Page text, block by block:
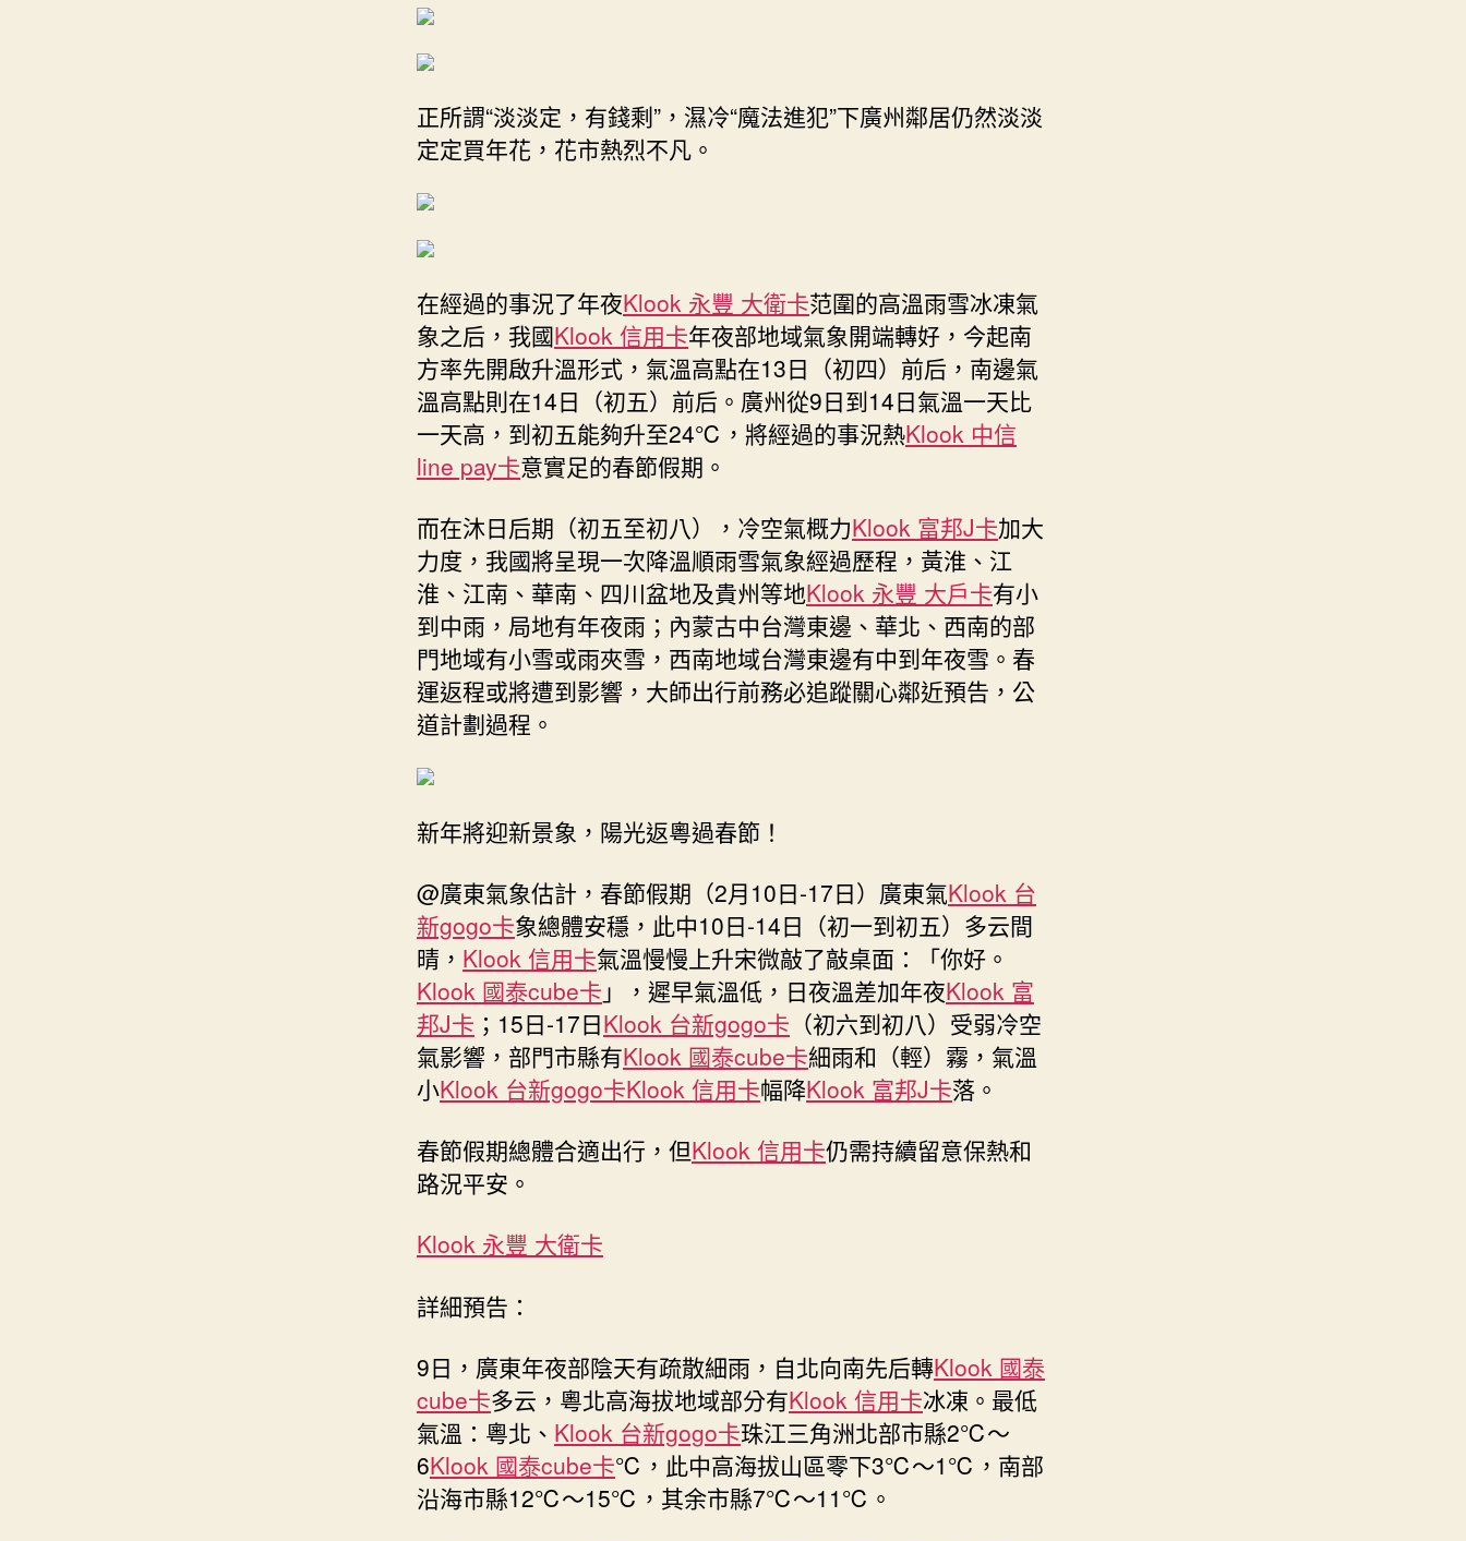
新
游
玩，
最
高
氣
溫
返
20℃〉
中
正所謂“淡淡定，有錢剩”，濕冷“魔法進犯”下廣州鄰居仍然淡淡
定定買年花，花市熱烈不凡。
在經過的事況了年夜Klook 永豐 大衛卡范圍的高溫雨雪冰凍氣
象之后，我國Klook 信用卡年夜部地域氣象開端轉好，今起南
方率先開啟升溫形式，氣溫高點在13日（初四）前后，南邊氣
溫高點則在14日（初五）前后。廣州從9日到14日氣溫一天比
一天高，到初五能夠升至24℃，將經過的事況熱Klook 中信
line pay卡意實足的春節假期。
而在沐日后期（初五至初八），冷空氣概力Klook 富邦J卡加大
力度，我國將呈現一次降溫順雨雪氣象經過歷程，黃淮、江
淮、江南、華南、四川盆地及貴州等地Klook 永豐 大戶卡有小
到中雨，局地有年夜雨；內蒙古中台灣東邊、華北、西南的部
門地域有小雪或雨夾雪，西南地域台灣東邊有中到年夜雪。春
運返程或將遭到影響，大師出行前務必追蹤關心鄰近預告，公
道計劃過程。
新年將迎新景象，陽光返粵過春節！
@廣東氣象估計，春節假期（2月10日-17日）廣東氣Klook 台
新gogo卡象總體安穩，此中10日-14日（初一到初五）多云間
晴， Klook 信用卡氣溫慢慢上升宋微敲了敲桌面：「你好。
Klook 國泰cube卡 」，遲早氣溫低，日夜溫差加年夜Klook 富
邦J卡 ；15日-17日Klook 台新gogo卡 （初六到初八）受弱冷空
氣影響，部門市縣有Klook 國泰cube卡細雨和（輕）霧，氣溫
小Klook 台新gogo卡Klook 信用卡幅降Klook 富邦J卡落。
春節假期總體合適出行，但Klook 信用卡仍需持續留意保熱和
路況平安。
Klook 永豐 大衛卡
詳細預告：
9日，廣東年夜部陰天有疏散細雨，自北向南先后轉Klook 國泰
cube卡多云，粵北高海拔地域部分有Klook 信用卡冰凍。最低
氣溫：粵北、 Klook 台新gogo卡珠江三角洲北部市縣2℃～
6Klook 國泰cube卡℃，此中高海拔山區零下3℃～1℃，南部
沿海市縣12℃～15℃，其余市縣7℃～11℃。